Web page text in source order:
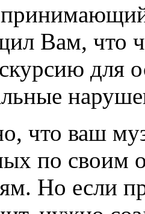
Вам, что
что ваш
по своим
Но если